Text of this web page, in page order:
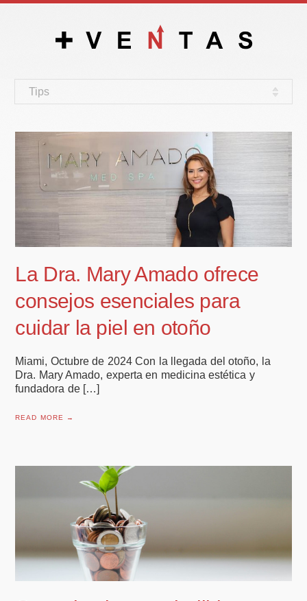
Tips
La Dra. Mary Amado ofrece
consejos esenciales para
cuidar la piel en otoño
Miami, Octubre de 2024 Con la llegada del otoño, la
Dra. Mary Amado, experta en medicina estética y
fundadora de […]
READ MORE →